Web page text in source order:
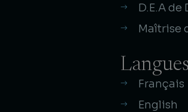
D.E.A de
Maîtrise
Langues
Français
English